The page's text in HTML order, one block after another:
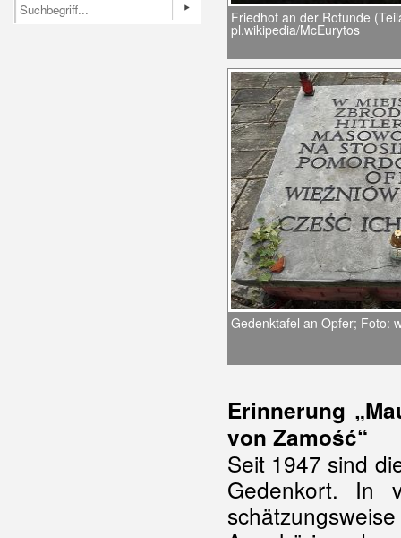
Friedhof an der Rotunde
pl.wikipedia/McEurytos
Gedenktafel an Opfer; Foto:
Erinnerung
von Zamość“
Seit 1947 sind
Gedenkort. In